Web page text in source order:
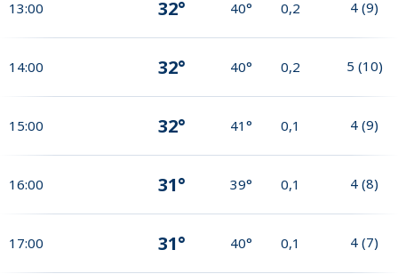
13:00 32° 40° 0,2 4 (9)
14:00 32° 40° 0,2 5 (10)
15:00 32° 41° 0,1 4 (9)
16:00 31° 39° 0,1 4 (8)
17:00 31° 40° 0,1 4 (7)